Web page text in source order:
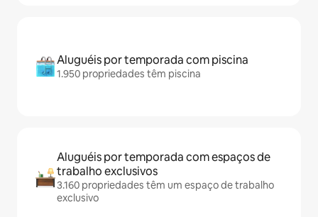
Aluguéis por temporada com piscina
1.950 propriedades têm piscina
Aluguéis por temporada com espaços de
trabalho exclusivos
3.160 propriedades têm um espaço de trabalho
exclusivo